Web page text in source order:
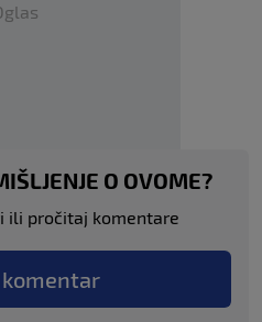
O OVOME?
ili pročitaj komentare